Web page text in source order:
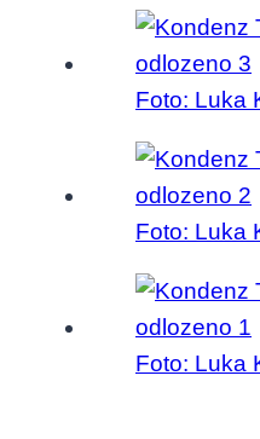
Foto: Luka
Foto: Luka
Foto: Luka